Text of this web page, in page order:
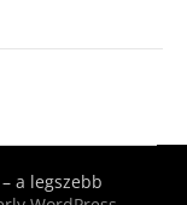
a legszebb